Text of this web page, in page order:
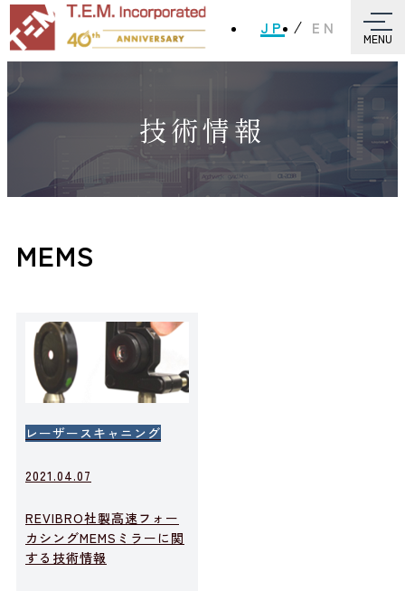
JP EN
MENU
技術情報
MEMS
レーザースキャニング
2021.04.07
REVIBRO社製高速フォー
カシングMEMSミラーに関
する技術情報